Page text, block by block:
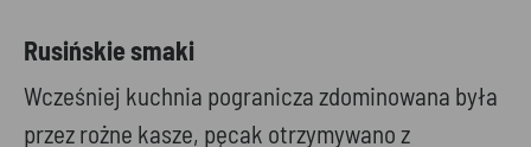
Rusińskie smaki
Wcześniej kuchnia pogranicza zdominowana była
przez rożne kasze, pęcak otrzymywano z